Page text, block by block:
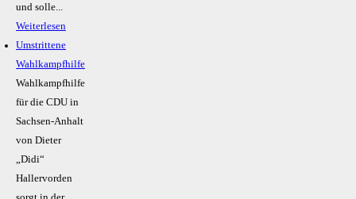
und solle...
Weiterlesen
Umstrittene
Wahlkampfhilfe
Wahlkampfhilfe
für die CDU in
Sachsen-Anhalt
von Dieter
„Didi“
Hallervorden